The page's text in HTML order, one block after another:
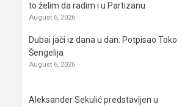
to želim da radim i u Partizanu
August 6, 2026
Dubai jači iz dana u dan: Potpisao Toko
Šengelija
August 6, 2026
Aleksander Sekulić predstavljen u